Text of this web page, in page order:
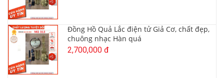
Đồng Hồ Quả Lắc điện tử Giả Cơ, chất đẹp,
chuông nhạc Hàn quá
2,700,000 đ